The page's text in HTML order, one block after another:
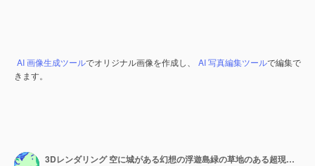
AI 画像生成ツールでオリジナル画像を作成し、 AI 写真編集ツールで編集で
きます。
3Dレンダリング 空に城がある幻想の浮遊島緑の草地のある超現実的な飛ぶ島 3D レンダリング